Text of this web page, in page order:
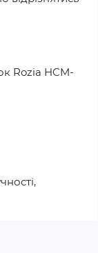
Rozia HCM-